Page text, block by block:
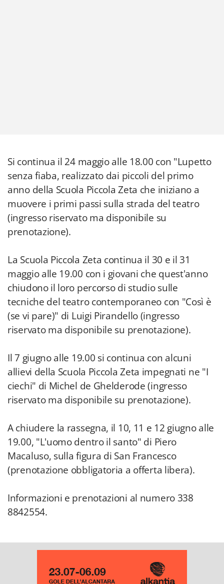
Si continua il 24 maggio alle 18.00 con "Lupetto
senza fiaba, realizzato dai piccoli del primo
anno della Scuola Piccola Zeta che iniziano a
muovere i primi passi sulla strada del teatro
(ingresso riservato ma disponibile su
prenotazione).
La Scuola Piccola Zeta continua il 30 e il 31
maggio alle 19.00 con i giovani che quest'anno
chiudono il loro percorso di studio sulle
tecniche del teatro contemporaneo con "Così è
(se vi pare)" di Luigi Pirandello (ingresso
riservato ma disponibile su prenotazione).
Il 7 giugno alle 19.00 si continua con alcuni
allievi della Scuola Piccola Zeta impegnati ne "I
ciechi" di Michel de Ghelderode (ingresso
riservato ma disponibile su prenotazione).
A chiudere la rassegna, il 10, 11 e 12 giugno alle
19.00, "L'uomo dentro il santo" di Piero
Macaluso, sulla figura di San Francesco
(prenotazione obbligatoria a offerta libera).
Informazioni e prenotazioni al numero 338
8842554.